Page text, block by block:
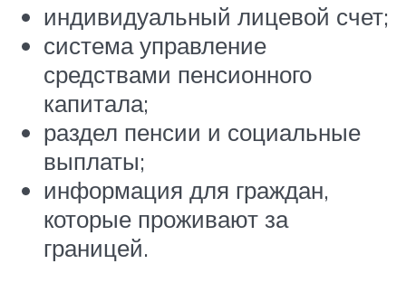
индивидуальный лицевой счет;
система управление
средствами пенсионного
капитала;
раздел пенсии и социальные
выплаты;
информация для граждан,
которые проживают за
границей.